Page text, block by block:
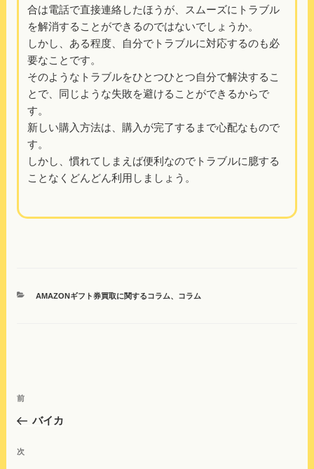
合は電話で直接連絡したほうが、スムーズにトラブル
を解消することができるのではないでしょうか。
しかし、ある程度、自分でトラブルに対応するのも必
要なことです。
そのようなトラブルをひとつひとつ自分で解決するこ
とで、同じような失敗を避けることができるからで
す。
新しい購入方法は、購入が完了するまで心配なもので
す。
しかし、慣れてしまえば便利なのでトラブルに臆する
ことなくどんどん利用しましょう。
カ
AMAZONギフト券買取に関するコラム、 コラム
投
ナ
ビ
前
の
稿
前
バイカ
次
次